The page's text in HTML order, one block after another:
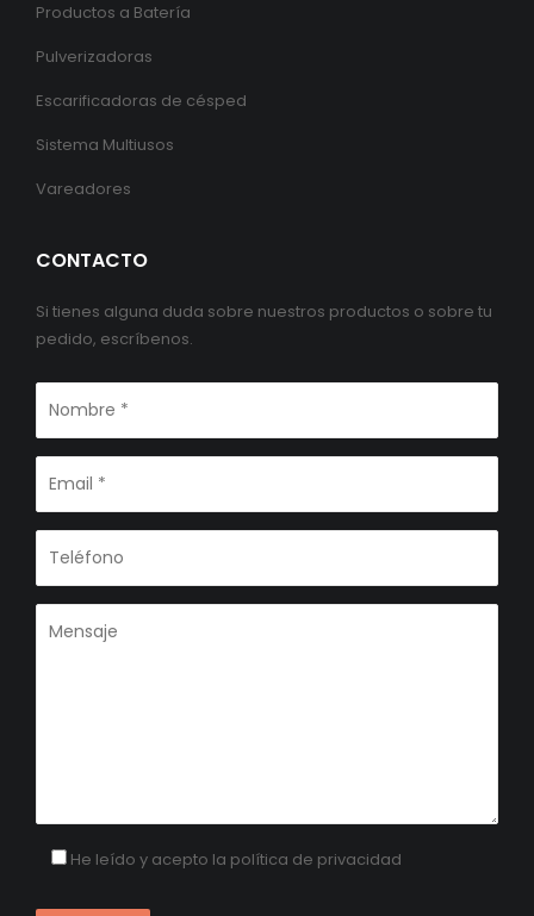
Productos a Batería
Pulverizadoras
Escarificadoras de césped
Sistema Multiusos
Vareadores
CONTACTO
Si tienes alguna duda sobre nuestros productos o sobre tu
pedido, escríbenos.
He leído y acepto la política de privacidad